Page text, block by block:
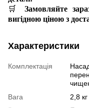
🛒
Замовляйте
вигідною ціною з
Характеристики
Комплектація
Вага
2,8 кг